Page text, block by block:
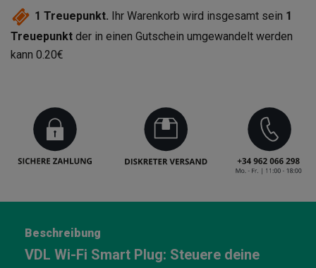
1 Treuepunkt. Ihr Warenkorb wird insgesamt sein 1
Treuepunkt der in einen Gutschein umgewandelt werden
kann 0.20€
Beschreibung
VDL Wi-Fi Smart Plug: Steuere deine